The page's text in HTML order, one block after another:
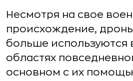
Несмотря на свое
происхождение,
больше используются
областях
основном с их